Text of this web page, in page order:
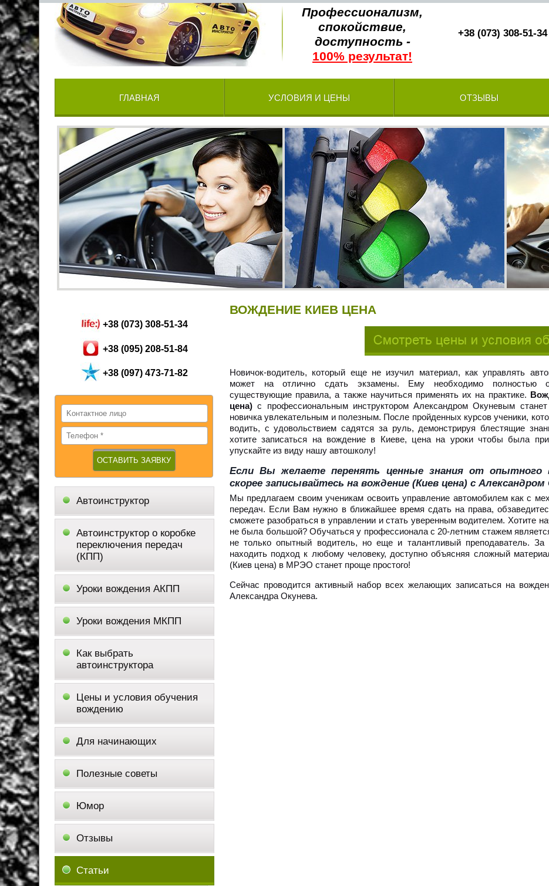
Профессионализм,
спокойствие,
доступность -
100% результат!
+38 (073) 308-51-34
ГЛАВНАЯ УСЛОВИЯ И ЦЕНЫ ОТЗЫВЫ
+38 (073) 308-51-34
+38 (095) 208-51-84
+38 (097) 473-71-82
Автоинструктор
Автоинструктор о коробке
переключения передач
(КПП)
Уроки вождения АКПП
Уроки вождения МКПП
Как выбрать
автоинструктора
Цены и условия обучения
вождению
Для начинающих
Полезные советы
Юмор
Отзывы
Статьи
ВОЖДЕНИЕ КИЕВ ЦЕНА
Новичок-водитель, который еще не изучил материал, как управлять
может на отлично сдать экзамены. Ему необходимо полностью
существующие правила, а также научиться применять их на практике.
цена) с профессиональным инструктором Александром Окуневым
новичка увлекательным и полезным. После пройденных курсов ученики,
водить, с удовольствием садятся за руль, демонстрируя блестящие
хотите записаться на вождение в Киеве, цена на уроки чтобы была
упускайте из виду нашу автошколу!
Если Вы желаете перенять ценные знания от опытного
скорее записывайтесь на вождение (Киев цена) с
Мы предлагаем своим ученикам освоить управление автомобилем как с
передач. Если Вам нужно в ближайшее время сдать на права,
сможете разобраться в управлении и стать уверенным водителем. Хотите
не была большой? Обучаться у профессионала с 20-летним стажем
не только опытный водитель, но еще и талантливый преподаватель. За
находить подход к любому человеку, доступно объясняя сложный
(Киев цена) в МРЭО станет проще простого!
Сейчас проводится активный набор всех желающих записаться на
Александра Окунева.